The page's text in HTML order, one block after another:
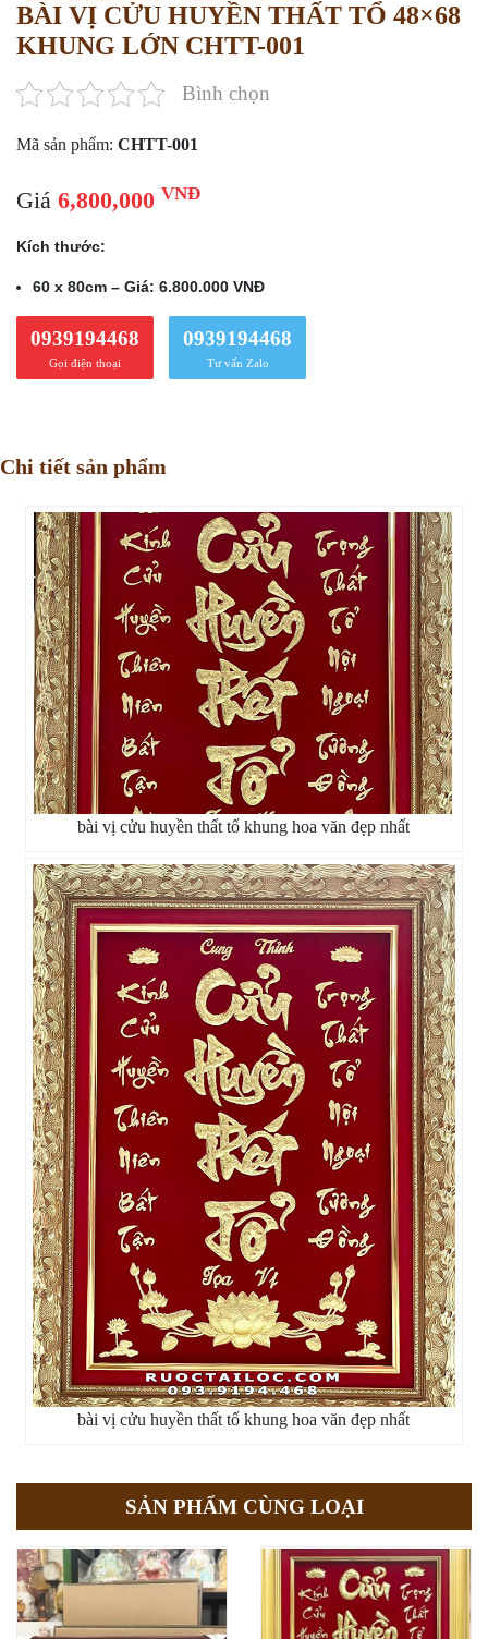
BÀI VỊ CỬU HUYỀN THẤT TỔ 48×68
KHUNG LỚN CHTT-001
Bình chọn
Mã sản phẩm: CHTT-001
Giá 6,800,000 VNĐ
Kích thước:
60 x 80cm – Giá: 6.800.000 VNĐ
0939194468
Gọi điện thoại
0939194468
Tư vấn Zalo
Chi tiết sản phẩm
bài vị cửu huyền thất tổ khung hoa văn đẹp nhất
bài vị cửu huyền thất tổ khung hoa văn đẹp nhất
SẢN PHẨM CÙNG LOẠI